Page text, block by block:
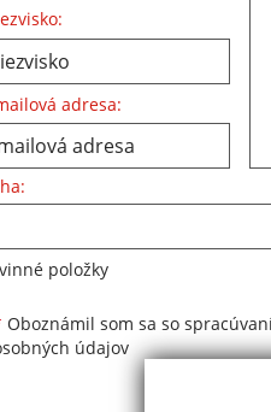
adresa:
položky
Oboznámil som sa so
údajov